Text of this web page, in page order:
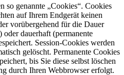
so genannte „Cookies“. Cookies
auf Ihrem Endgerät keinen
vorübergehend für die Dauer
dauerhaft (permanente
Session-Cookies werden
gelöscht. Permanente Cookies
bis Sie diese selbst löschen
durch Ihren Webbrowser erfolgt.